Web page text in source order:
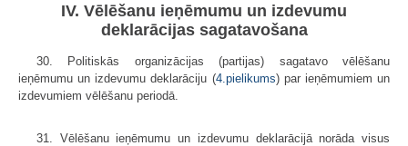
IV. Vēlēšanu ieņēmumu un izdevumu
deklarācijas sagatavošana
30. Politiskās organizācijas (partijas) sagatavo vēlēšanu
ieņēmumu un izdevumu deklarāciju (4.pielikums) par ieņēmumiem un
izdevumiem vēlēšanu periodā.
31. Vēlēšanu ieņēmumu un izdevumu deklarācijā norāda visus